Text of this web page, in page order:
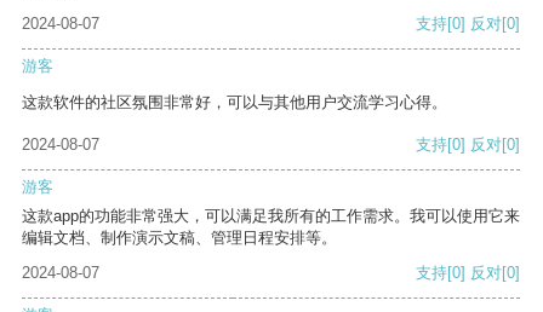
2024-08-07
支持[0] 反对[0]
游客
这款软件的社区氛围非常好，可以与其他用户交流学习心得。
2024-08-07 支持[0] 反对[0]
游客
这款app的功能非常强大，可以满足我所有的工作需求。我可以使用它来
编辑文档、制作演示文稿、管理日程安排等。
2024-08-07
支持[0] 反对[0]